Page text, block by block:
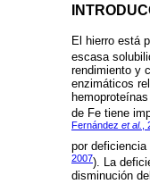
El hierro está
escasa
rendimiento y
enzimáticos
de Fe tiene
Fernández et al.
por
2007). La
disminución